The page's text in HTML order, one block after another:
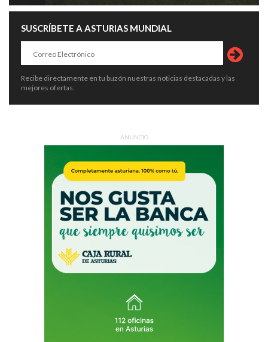
SUSCRÍBETE A ASTURIAS MUNDIAL
Recibe directamente en tu buzón nuestras noticias destacadas y las
mejores ofertas.
ANUNCIO